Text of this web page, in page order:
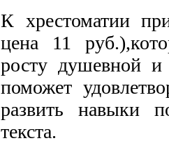
К хрестоматии
цена 11
росту душевной и
поможет
развить навыки
текста.